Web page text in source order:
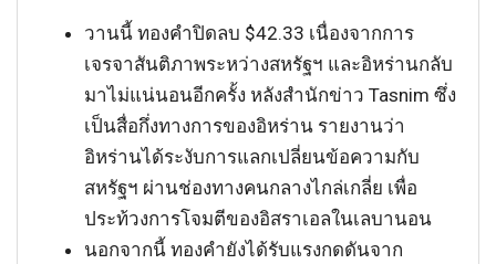
วานนี้ ทองคำปิดลบ $42.33 เนื่องจากการ
เจรจาสันติภาพระหว่างสหรัฐฯ และอิหร่านกลับ
มาไม่แน่นอนอีกครั้ง หลังสำนักข่าว Tasnim ซึ่ง
เป็นสื่อกึ่งทางการของอิหร่าน รายงานว่า
อิหร่านได้ระงับการแลกเปลี่ยนข้อความกับ
สหรัฐฯ ผ่านช่องทางคนกลางไกล่เกลี่ย เพื่อ
ประท้วงการโจมตีของอิสราเอลในเลบานอน
นอกจากนี้ ทองคำยังได้รับแรงกดดันจาก